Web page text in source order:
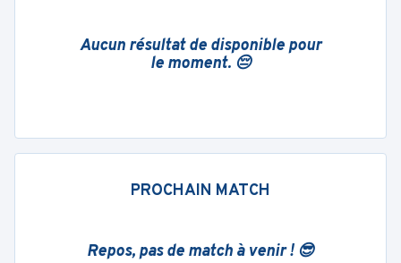
Aucun résultat de disponible pour
le moment. 😔
PROCHAIN MATCH
Repos, pas de match à venir ! 😎